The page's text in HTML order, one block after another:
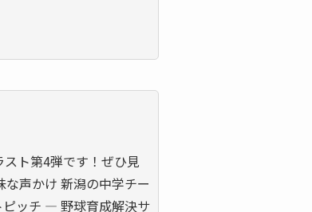
ト第4弾です！ぜひ見
声かけ 新潟の中学チー
ピッチ ― 野球育成解決サ